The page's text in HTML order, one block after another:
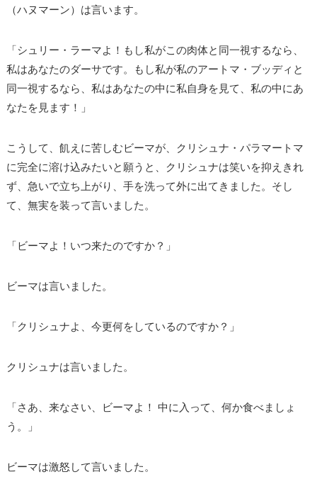
（ハヌマーン）は言います。
「シュリー・ラーマよ！もし私がこの肉体と同一視するなら、
私はあなたのダーサです。もし私が私のアートマ・ブッディと
同一視するなら、私はあなたの中に私自身を見て、私の中にあ
なたを見ます！」
こうして、飢えに苦しむビーマが、クリシュナ・パラマートマ
に完全に溶け込みたいと願うと、クリシュナは笑いを抑えきれ
ず、急いで立ち上がり、手を洗って外に出てきました。そし
て、無実を装って言いました。
「ビーマよ！いつ来たのですか？」
ビーマは言いました。
「クリシュナよ、今更何をしているのですか？」
クリシュナは言いました。
「さあ、来なさい、ビーマよ！ 中に入って、何か食べましょ
う。」
ビーマは激怒して言いました。